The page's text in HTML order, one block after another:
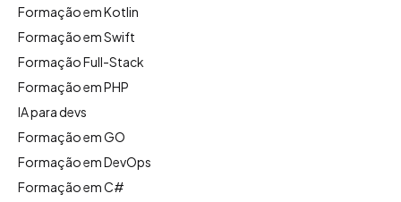
Formação em Kotlin
Formação em Swift
Formação Full-Stack
Formação em PHP
IA para devs
Formação em GO
Formação em DevOps
Formação em C#